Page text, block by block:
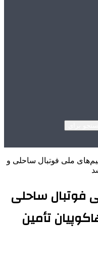
ملی فوتبال ساحلی و
فوتبال ساحلی
تأمین